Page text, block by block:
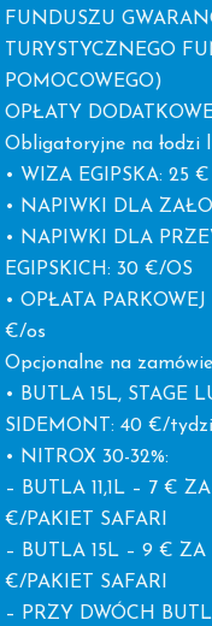
FUNDUSZU
TURYSTYCZNEGO
POMOCOWEGO)
OPŁATY
Obligatoryjne na łodzi
• WIZA EGIPSKA: 25 €
• NAPIWKI DLA
• NAPIWKI DLA
EGIPSKICH: 30 €/OS
• OPŁATA
€/os
Opcjonalne na
• BUTLA 15L, STAGE
SIDEMONT: 40 €/
• NITROX 30-32%:
– BUTLA 11,1L – 7 €
€/PAKIET SAFARI
– BUTLA 15L – 9 €
€/PAKIET SAFARI
– PRZY DWÓCH